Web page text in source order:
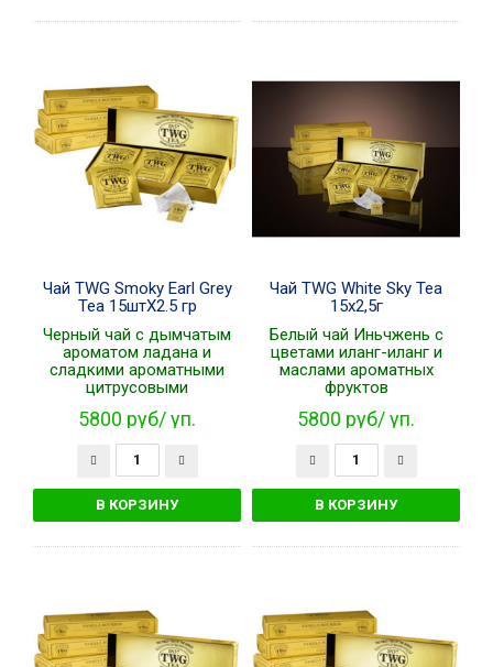
Чай TWG Smoky Earl Grey
Tea 15штХ2.5 гр
Черный чай с дымчатым
ароматом ладана и
сладкими ароматными
цитрусовыми
5800 руб/ уп.
Чай TWG White Sky Tea
15х2,5г
Белый чай Иньчжень с
цветами иланг-иланг и
маслами ароматных
фруктов
5800 руб/ уп.